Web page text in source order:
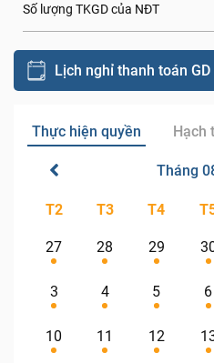
Số lượng TKGD của NĐT
Lịch nghỉ thanh toán GD
Thực hiện quyền Hạch
Tháng
T2 T3 T4
27 28 29
3 4 5 6
10 11 12